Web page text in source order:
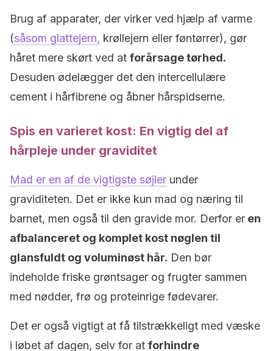
Brug af apparater, der virker ved hjælp af varme
(såsom glattejern, krøllejern eller føntørrer), gør
håret mere skørt ved at forårsage tørhed.
Desuden ødelægger det den intercellulære
cement i hårfibrene og åbner hårspidserne.
Spis en varieret kost: En vigtig del af
hårpleje under graviditet
Mad er en af de vigtigste søjler under
graviditeten. Det er ikke kun mad og næring til
barnet, men også til den gravide mor. Derfor er en
afbalanceret og komplet kost nøglen til
glansfuldt og voluminøst hår. Den bør
indeholde friske grøntsager og frugter sammen
med nødder, frø og proteinrige fødevarer.
Det er også vigtigt at få tilstrækkeligt med væske
i løbet af dagen, selv for at forhindre